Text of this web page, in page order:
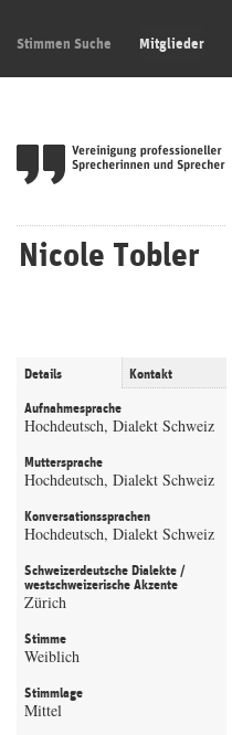
Stimmen Suche Mitglieder
Nicole Tobler
Details Kontakt
Aufnahmesprache
Hochdeutsch, Dialekt Schweiz
Muttersprache
Hochdeutsch, Dialekt Schweiz
Konversationssprachen
Hochdeutsch, Dialekt Schweiz
Schweizerdeutsche Dialekte /
westschweizerische Akzente
Zürich
Stimme
Weiblich
Stimmlage
Mittel